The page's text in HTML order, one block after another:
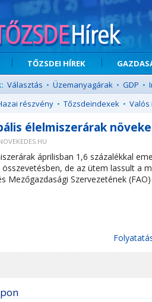
TŐZSDEI HÍREK
Választás • Üzemanyagárak • GDP •
részvény • Tőzsdeindexek •
élelmiszerárak
áprilisban 1,6 százalékkal
de az ütem lassult a
Mezőgazdasági Szervezetének